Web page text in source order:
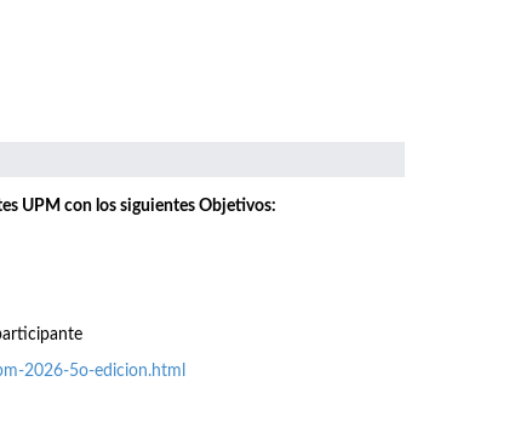
UPM con los siguientes Objetivos:
2026-5o-edicion.html